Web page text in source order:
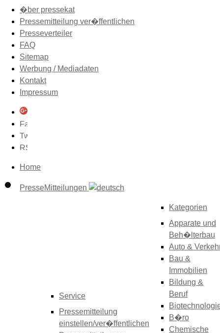
�ber pressekat
Pressemitteilung ver�ffentlichen
Presseverteiler
FAQ
Sitemap
Werbung / Mediadaten
Kontakt
Impressum
Home
PresseMitteilungen
Service
Pressemitteilung
einstellen/ver�ffentlichen
Kategorien
Apparate und
Beh�lterbau
Auto &
Bau &
Immobilien
Bildung &
Beruf
B�ro
Chemische